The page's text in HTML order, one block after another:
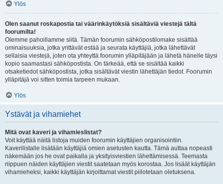
Ylös
Olen saanut roskapostia tai väärinkäytöksiä sisältäviä viestejä tältä
foorumilta!
Olemme pahoillamme siitä. Tämän foorumin sähköpostilomake sisältää
ominaisuuksia, jotka yrittävät estää ja seurata käyttäjiä, jotka lähettävät
sellaisia viestejä, joten ota yhteyttä foorumin ylläpitäjään ja lähetä hänelle täysi
kopio saamastasi sähköpostista. On tärkeää, että se sisältää kaikki
otsaketiedot sähköpostista, jotka sisältävät viestin lähettäjän tiedot. Foorumin
ylläpitäjä voi sitten toimia tarpeen mukaan.
Ylös
Ystävät ja vihamiehet
Mitä ovat kaveri ja vihamieslistat?
Voit käyttää näitä listoja muiden foorumin käyttäjien organisointiin.
Kaverilistalle lisätään käyttäjiä omien asetusten kautta. Tämä auttaa nopeasti
näkemään jos he ovat paikalla ja yksityisviestien lähettämisessä. Teemasta
riippuen näiden käyttäjien viestit saatetaan myös korostaa. Jos lisäät käyttäjän
vihamieheksi, kaikki käyttäjän kirjoittamat viestit piilotetaan oletuksena.